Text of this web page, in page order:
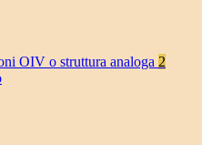
OIV o struttura analoga 2